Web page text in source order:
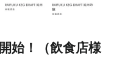
始！（飲食店様